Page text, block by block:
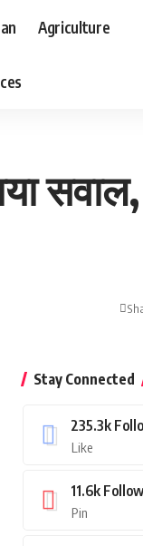
Agriculture
Stay Connected
235.3k
Like
11.6k
Pin